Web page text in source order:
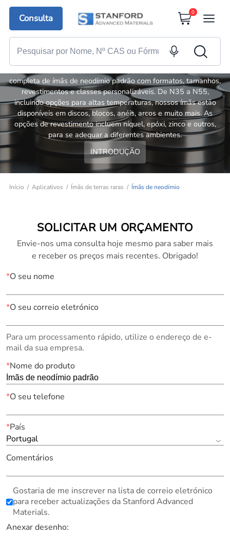
Consulta
0
Ímãs de neodímio padrão
completa de ímãs de neodímio padrão com formatos, tamanhos,
revestimentos e classes personalizáveis. De N35 a N55,
incluindo opções para altas temperaturas, nossos ímãs estão
disponíveis em discos, blocos, anéis, arcos e muito mais. As
opções de revestimento incluem níquel, epóxi, zinco e outros,
para se adequar a diferentes ambientes.
INTRODUÇÃO
Início Aplicativos Ímãs de terras raras Ímãs de neodímio
SOLICITAR UM ORÇAMENTO
Envie-nos uma consulta hoje mesmo para saber mais
e receber os preços mais recentes. Obrigado!
*O seu nome
*O seu correio eletrónico
Para um processamento rápido, utilize o endereço de e-
mail da sua empresa.
*Nome do produto
*O seu telefone
*País
Portugal
Comentários
Gostaria de me inscrever na lista de correio eletrónico
para receber actualizações da Stanford Advanced
Materials.
Anexar desenho: